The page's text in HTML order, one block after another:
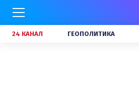
24 КАНАЛ ГЕОПОЛИТИКА